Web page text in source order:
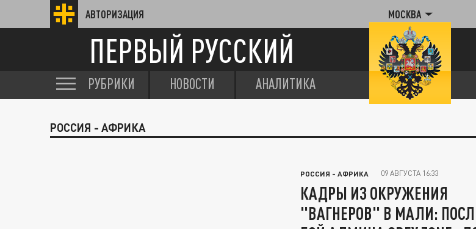
АВТОРИЗАЦИЯ МОСКВА
ПЕРВЫЙ РУССКИЙ
РУБРИКИ НОВОСТИ АНАЛИТИКА
РОССИЯ - АФРИКА
РОССИЯ - АФРИКА 09 АВГУСТА 16:33
КАДРЫ ИЗ ОКРУЖЕНИЯ
"ВАГНЕРОВ" В МАЛИ: